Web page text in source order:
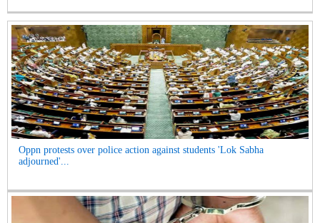
Oppn protests over police action against students 'Lok Sabha
adjourned'...